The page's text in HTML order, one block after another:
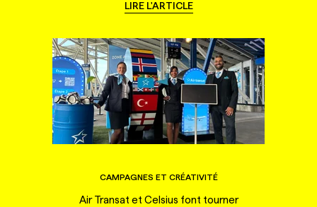
LIRE L'ARTICLE
CAMPAGNES ET CRÉATIVITÉ
Air Transat et Celsius font tourner